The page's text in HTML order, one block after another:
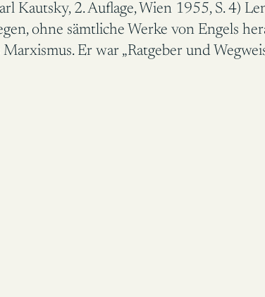
Kautsky, 2. Auflage, Wien 1955, S. 4)
ohne sämtliche Werke von Engels
Er war „Ratgeber und